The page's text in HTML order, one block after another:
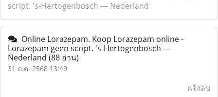
script. 's-Hertogenbosch — Nederland
Online Lorazepam. Koop Lorazepam online -
Lorazepam geen script. 's-Hertogenbosch —
Nederland (88 อ่าน)
31 ต.ค. 2568 13:49
แจ้งลบ